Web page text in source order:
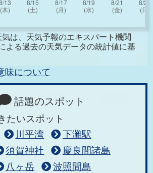
は、天気予報のエキスパート機関
よる過去の天気データの統計値に基
味について
話題のスポット
たいスポット
川平湾
下灘駅
須賀神社
慶良間諸島
八ヶ岳
波照間島